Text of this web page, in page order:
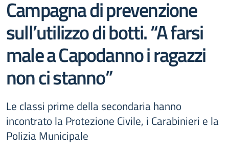
Campagna di prevenzione
sull’utilizzo di botti. “A farsi
male a Capodanno i ragazzi
non ci stanno”
Le classi prime della secondaria hanno
incontrato la Protezione Civile, i Carabinieri e la
Polizia Municipale